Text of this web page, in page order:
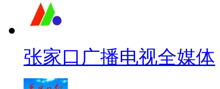
张家口广播电视全媒体